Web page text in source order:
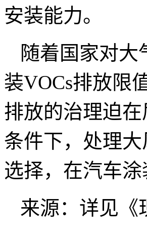
安装能力。
随着国家对
装VOCs排放限
排放的治理迫
条件下，处理
选择，在汽车
来源：详见《